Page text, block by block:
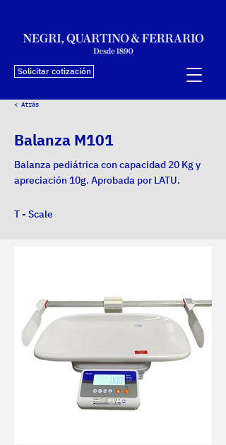
Solicitar cotización
< Atrás
Balanza M101
Balanza pediátrica con capacidad 20 Kg y
apreciación 10g. Aprobada por LATU.
T - Scale